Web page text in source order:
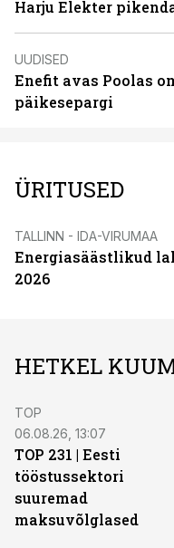
Harju Elekter
UUDISED
Enefit avas Poolas
päikesepargi
ÜRITUSED
TALLINN - IDA-VIRUMAA
Energiasäästlikud
2026
HETKEL
TOP
06.08.26, 13:07
TOP 231 | Eesti
tööstussektori
suuremad
maksuvõlglased